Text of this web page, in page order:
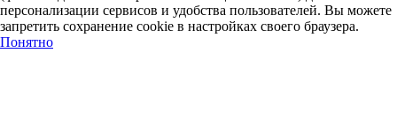
персонализации сервисов и удобства пользователей. Вы можете
запретить сохранение cookie в настройках своего браузера.
Понятно